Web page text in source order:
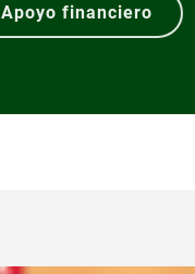
Apoyo financiero